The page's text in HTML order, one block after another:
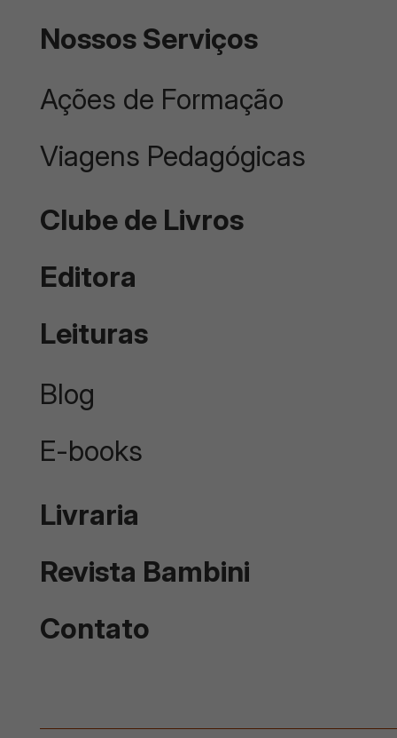
Nossos Serviços
Ações de Formação
Viagens Pedagógicas
Clube de Livros
Editora
Leituras
Blog
E-books
Livraria
Revista Bambini
Contato